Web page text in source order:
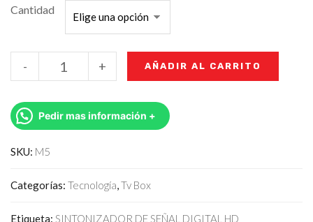
Cantidad
+
- AÑADIR AL CARRITO
Pedir mas información +
SKU: M5
Categorías: Tecnología,Tv Box
Etiqueta: SINTONIZADOR DE SEÑAL DIGITAL HD